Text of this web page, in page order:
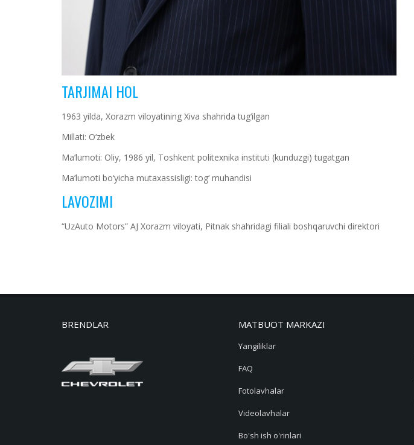
TARJIMAI HOL
1963 yilda, Xorazm viloyatining Xiva shahrida tug‘ilgan
Millati: O‘zbek
Ma’lumoti: Oliy, 1986 yil, Toshkent politexnika instituti (kunduzgi) tugatgan
Ma’lumoti bo‘yicha mutaxassisligi: tog‘ muhandisi
LAVOZIMI
“UzAuto Motors” AJ Xorazm viloyati, Pitnak shahridagi filiali boshqaruvchi direktori
BRENDLAR MATBUOT MARKAZI
Yangiliklar
FAQ
Fotolavhalar
Videolavhalar
Bo'sh ish o'rinlari